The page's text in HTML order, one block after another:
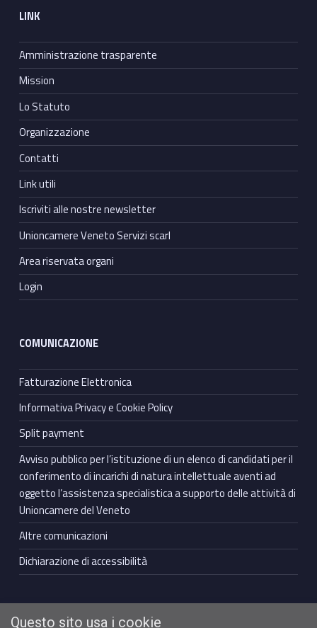
LINK
Amministrazione trasparente
Mission
Lo Statuto
Organizzazione
Contatti
Link utili
Iscriviti alle nostre newsletter
Unioncamere Veneto Servizi scarl
Area riservata organi
Login
COMUNICAZIONE
Fatturazione Elettronica
Informativa Privacy e Cookie Policy
Split payment
Avviso pubblico per l’istituzione di un elenco di candidati per il
conferimento di incarichi di natura intellettuale aventi ad
oggetto l’assistenza specialistica a supporto delle attività di
Unioncamere del Veneto
Altre comunicazioni
Dichiarazione di accessibilità
Questo sito usa i cookie